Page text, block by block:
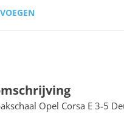
Opel Corsa E 3-5